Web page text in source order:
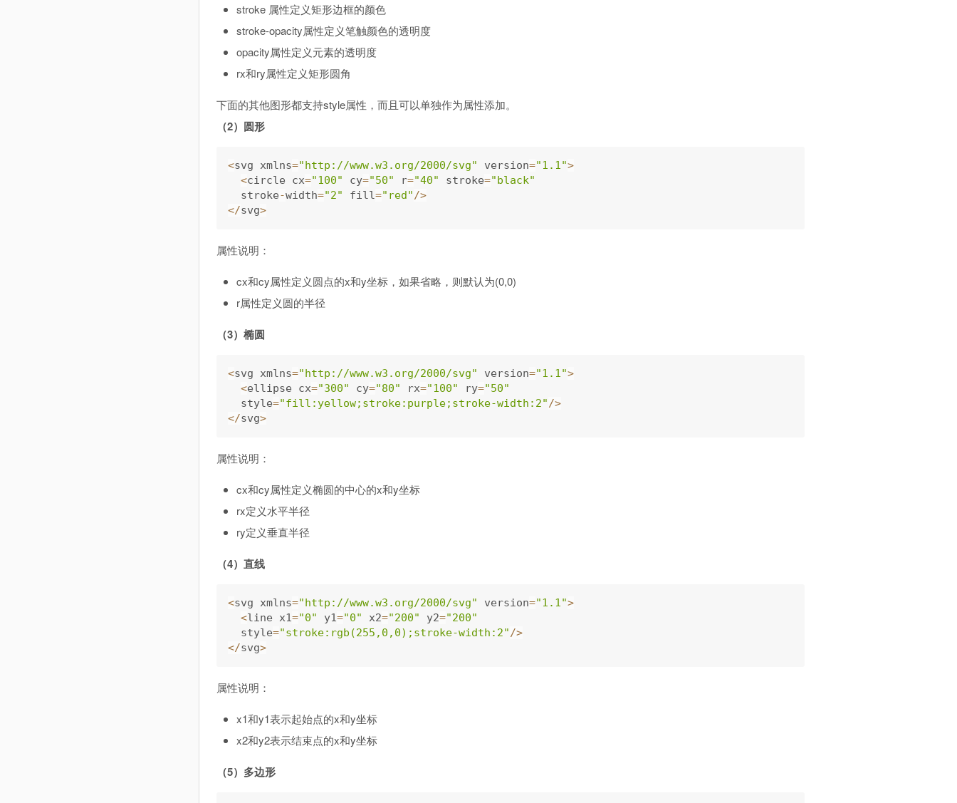
stroke 属性定义矩形边框的颜色
stroke-opacity属性定义笔触颜色的透明度
opacity属性定义元素的透明度
rx和ry属性定义矩形圆角
下面的其他图形都支持style属性，而且可以单独作为属性添加。
（2）圆形
<svg xmlns="http://www.w3.org/2000/svg" version="1.1">
<circle cx="100" cy="50" r="40" stroke="black"
  stroke
-width="2" fill="red"/>
</svg>
属性说明：
cx和cy属性定义圆点的x和y坐标，如果省略，则默认为(0,0)
r属性定义圆的半径
（3）椭圆
<svg xmlns="http://www.w3.org/2000/svg" version="1.1">
<ellipse cx="300" cy="80" rx="100" ry="50"
  style
="fill:yellow;stroke:purple;stroke-width:2"/>
</svg>
属性说明：
cx和cy属性定义椭圆的中心的x和y坐标
rx定义水平半径
ry定义垂直半径
（4）直线
<svg xmlns="http://www.w3.org/2000/svg" version="1.1">
<line x1="0" y1="0" x2="200" y2="200"
  style
="stroke:rgb(255,0,0);stroke-width:2"/>
</svg>
属性说明：
x1和y1表示起始点的x和y坐标
x2和y2表示结束点的x和y坐标
（5）多边形